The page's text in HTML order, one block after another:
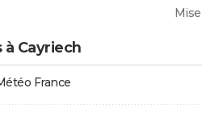
Cayriech
France